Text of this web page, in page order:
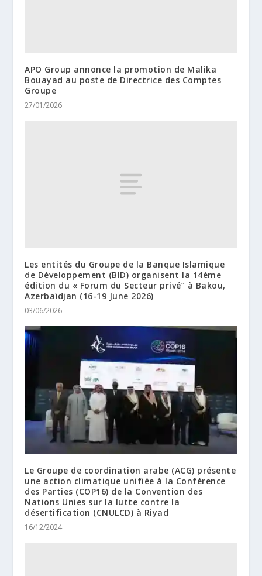
APO Group annonce la promotion de Malika
Bouayad au poste de Directrice des Comptes
Groupe
27/01/2026
Les entités du Groupe de la Banque Islamique
de Développement (BID) organisent la 14ème
édition du « Forum du Secteur privé” à Bakou,
Azerbaïdjan (16-19 June 2026)
03/06/2026
Le Groupe de coordination arabe (ACG) présente
une action climatique unifiée à la Conférence
des Parties (COP16) de la Convention des
Nations Unies sur la lutte contre la
désertification (CNULCD) à Riyad
16/12/2024